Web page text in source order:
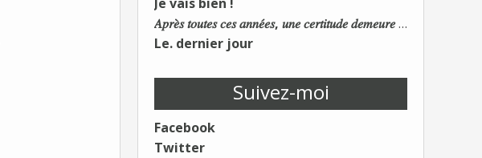
𝐴𝑝𝑟𝑒̀𝑠 𝑡𝑜𝑢𝑡𝑒𝑠 𝑐𝑒𝑠 𝑎𝑛𝑛𝑒́𝑒𝑠, 𝑢𝑛𝑒 𝑐𝑒𝑟𝑡𝑖𝑡𝑢𝑑𝑒 𝑑𝑒𝑚𝑒𝑢𝑟𝑒 : 𝐿𝑒 𝑚𝑜𝑛𝑑𝑒 𝑑𝑢 𝑡𝑟𝑎𝑣𝑎𝑖𝑙 𝑐ℎ𝑎𝑛𝑔𝑒. 𝐿𝑒𝑠 𝑐𝑜𝑛𝑠 𝑠'𝑎𝑑𝑎𝑝𝑡𝑒𝑛𝑡 :)
Le. dernier jour
Suivez-moi
Facebook
Twitter